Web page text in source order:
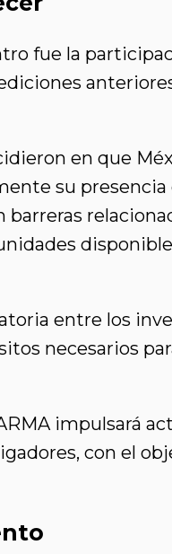
fue la
en que
su presencia
entre los
necesarios
impulsará
con el